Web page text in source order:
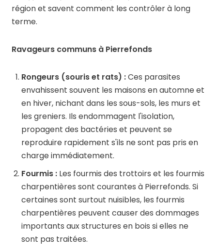
région et savent comment les contrôler à long
terme.
Ravageurs communs à Pierrefonds
Rongeurs (souris et rats) :Ces parasites
envahissent souvent les maisons en automne et
en hiver, nichant dans les sous-sols, les murs et
les greniers. Ils endommagent l'isolation,
propagent des bactéries et peuvent se
reproduire rapidement s'ils ne sont pas pris en
charge immédiatement.
Fourmis : Les fourmis des trottoirs et les fourmis
charpentières sont courantes à Pierrefonds. Si
certaines sont surtout nuisibles, les fourmis
charpentières peuvent causer des dommages
importants aux structures en bois si elles ne
sont pas traitées.